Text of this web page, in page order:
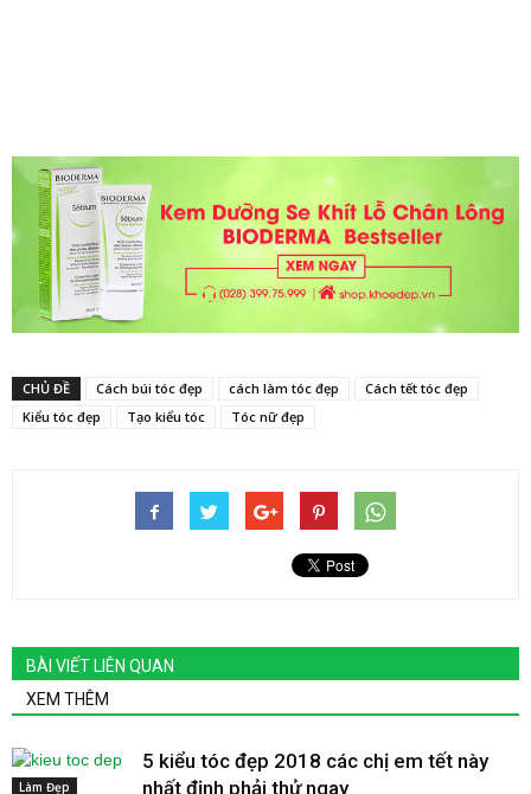
CHỦ ĐỀ Cách búi tóc đẹp cách làm tóc đẹp
Cách tết tóc đẹp
Kiểu tóc đẹp
Tạo kiểu tóc Tóc nữ đẹp
BÀI VIẾT LIÊN QUAN
XEM THÊM
Làm Đẹp
5 kiểu tóc đẹp 2018 các chị em tết này
nhất định phải thử ngay